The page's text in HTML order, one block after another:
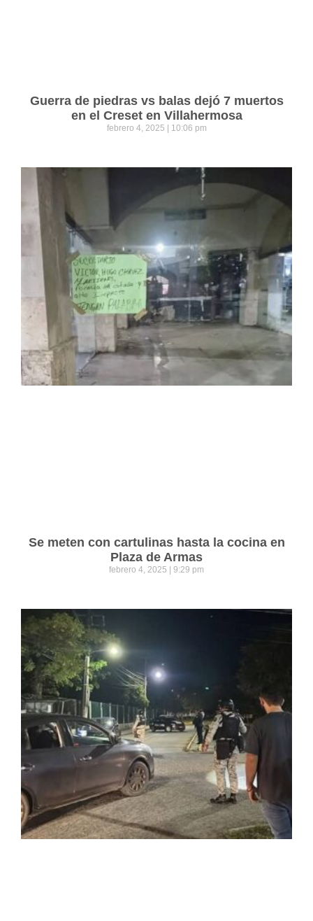
Guerra de piedras vs balas dejó 7 muertos
en el Creset en Villahermosa
febrero 4, 2025 10:06 pm
Se meten con cartulinas hasta la cocina en
Plaza de Armas
febrero 4, 2025 9:29 pm